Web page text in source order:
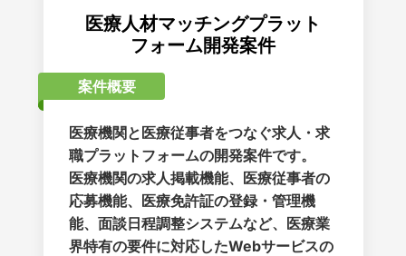
医療人材マッチングプラット
フォーム開発案件
案件概要
医療機関と医療従事者をつなぐ求人・求
職プラットフォームの開発案件です。
医療機関の求人掲載機能、医療従事者の
応募機能、医療免許証の登録・管理機
能、面談日程調整システムなど、医療業
界特有の要件に対応したWebサービスの